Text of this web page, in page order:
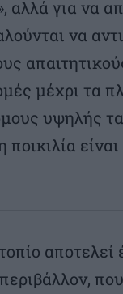
αλλά για να
να
μέχρι τα
υψηλής
ποικιλία
αποτελεί